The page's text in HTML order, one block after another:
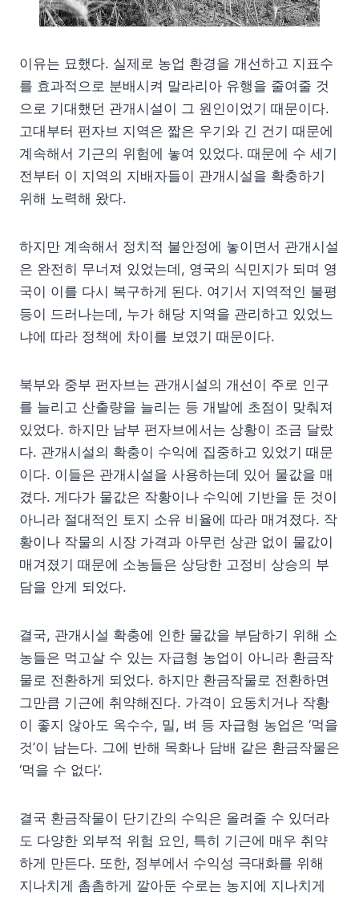
이유는 묘했다. 실제로 농업 환경을 개선하고 지표수
를 효과적으로 분배시켜 말라리아 유행을 줄여줄 것
으로 기대했던 관개시설이 그 원인이었기 때문이다.
고대부터 펀자브 지역은 짧은 우기와 긴 건기 때문에
계속해서 기근의 위험에 놓여 있었다. 때문에 수 세기
전부터 이 지역의 지배자들이 관개시설을 확충하기
위해 노력해 왔다.
하지만 계속해서 정치적 불안정에 놓이면서 관개시설
은 완전히 무너져 있었는데, 영국의 식민지가 되며 영
국이 이를 다시 복구하게 된다. 여기서 지역적인 불평
등이 드러나는데, 누가 해당 지역을 관리하고 있었느
냐에 따라 정책에 차이를 보였기 때문이다.
북부와 중부 펀자브는 관개시설의 개선이 주로 인구
를 늘리고 산출량을 늘리는 등 개발에 초점이 맞춰져
있었다. 하지만 남부 펀자브에서는 상황이 조금 달랐
다. 관개시설의 확충이 수익에 집중하고 있었기 때문
이다. 이들은 관개시설을 사용하는데 있어 물값을 매
겼다. 게다가 물값은 작황이나 수익에 기반을 둔 것이
아니라 절대적인 토지 소유 비율에 따라 매겨졌다. 작
황이나 작물의 시장 가격과 아무런 상관 없이 물값이
매겨졌기 때문에 소농들은 상당한 고정비 상승의 부
담을 안게 되었다.
결국, 관개시설 확충에 인한 물값을 부담하기 위해 소
농들은 먹고살 수 있는 자급형 농업이 아니라 환금작
물로 전환하게 되었다. 하지만 환금작물로 전환하면
그만큼 기근에 취약해진다. 가격이 요동치거나 작황
이 좋지 않아도 옥수수, 밀, 벼 등 자급형 농업은 ‘먹을
것’이 남는다. 그에 반해 목화나 담배 같은 환금작물은
‘먹을 수 없다’.
결국 환금작물이 단기간의 수익은 올려줄 수 있더라
도 다양한 외부적 위험 요인, 특히 기근에 매우 취약
하게 만든다. 또한, 정부에서 수익성 극대화를 위해
지나치게 촘촘하게 깔아둔 수로는 농지에 지나치게